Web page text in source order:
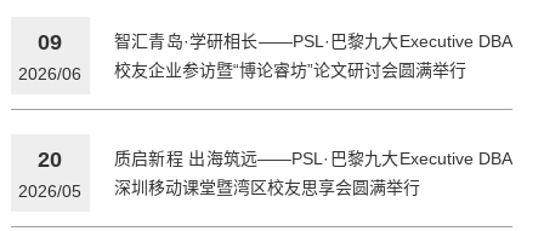
09
2026/06
智汇青岛·学研相长——PSL·巴黎九大Executive DBA
校友企业参访暨“博论睿坊”论文研讨会圆满举行
20
2026/05
质启新程 出海筑远——PSL·巴黎九大Executive DBA
深圳移动课堂暨湾区校友思享会圆满举行